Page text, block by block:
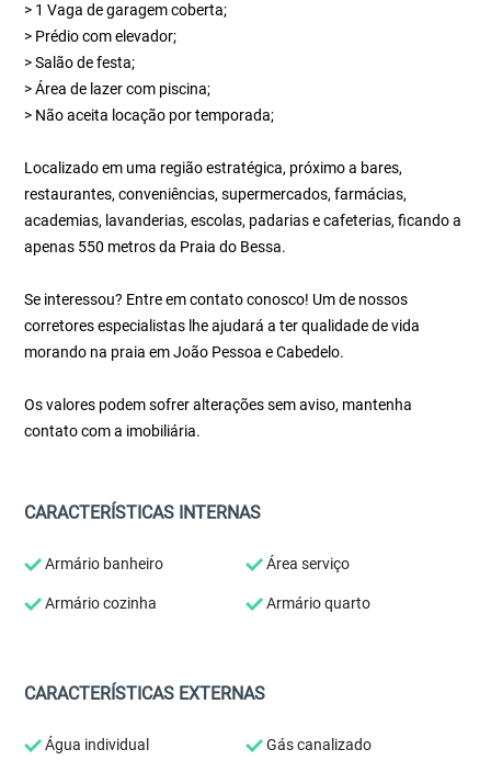
> 1 Vaga de garagem coberta;
> Prédio com elevador;
> Salão de festa;
> Área de lazer com piscina;
> Não aceita locação por temporada;
Localizado em uma região estratégica, próximo a bares,
restaurantes, conveniências, supermercados, farmácias,
academias, lavanderias, escolas, padarias e cafeterias, ficando a
apenas 550 metros da Praia do Bessa.
Se interessou? Entre em contato conosco! Um de nossos
corretores especialistas lhe ajudará a ter qualidade de vida
morando na praia em João Pessoa e Cabedelo.
Os valores podem sofrer alterações sem aviso, mantenha
contato com a imobiliária.
CARACTERÍSTICAS INTERNAS
Armário banheiro Área serviço
Armário cozinha Armário quarto
CARACTERÍSTICAS EXTERNAS
Água individual Gás canalizado